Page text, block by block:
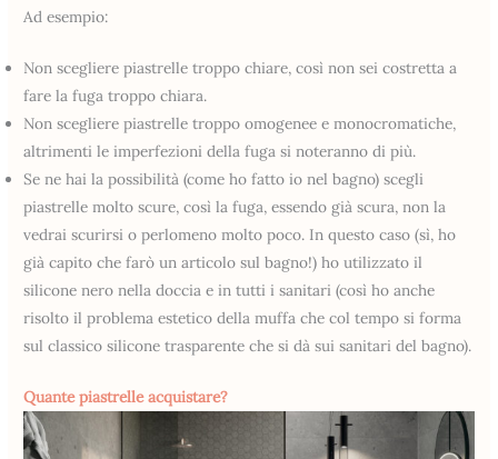
Ad esempio:
Non scegliere piastrelle troppo chiare, così non sei costretta a
fare la fuga troppo chiara.
Non scegliere piastrelle troppo omogenee e monocromatiche,
altrimenti le imperfezioni della fuga si noteranno di più.
Se ne hai la possibilità (come ho fatto io nel bagno) scegli
piastrelle molto scure, così la fuga, essendo già scura, non la
vedrai scurirsi o perlomeno molto poco. In questo caso (sì, ho
già capito che farò un articolo sul bagno!) ho utilizzato il
silicone nero nella doccia e in tutti i sanitari (così ho anche
risolto il problema estetico della muffa che col tempo si forma
sul classico silicone trasparente che si dà sui sanitari del bagno).
Quante piastrelle acquistare?